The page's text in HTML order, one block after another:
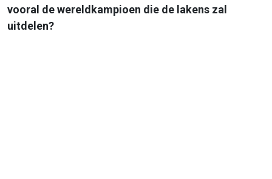
vooral de wereldkampioen die de lakens zal
uitdelen?